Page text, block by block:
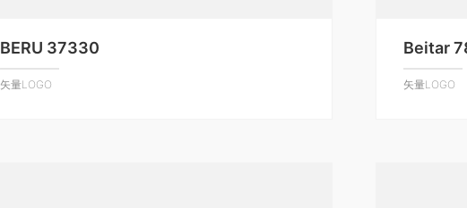
BERU 37330
矢量LOGO
Beitar
矢量LOGO